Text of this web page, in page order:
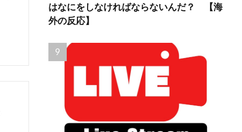
はなにをしなければならないんだ？ 【海
外の反応】